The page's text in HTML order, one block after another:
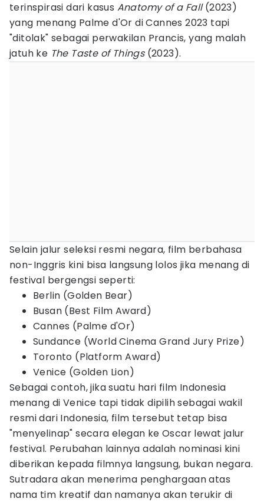
terinspirasi dari kasus Anatomy of a Fall(2023)
yang menang Palme d'Or di Cannes 2023 tapi
"ditolak" sebagai perwakilan Prancis, yang malah
jatuh ke The Taste of Things(2023).
Selain jalur seleksi resmi negara, film berbahasa
non-Inggris kini bisa langsung lolos jika menang di
festival bergengsi seperti:
Berlin (Golden Bear)
Busan (Best Film Award)
Cannes (Palme d'Or)
Sundance (World Cinema Grand Jury Prize)
Toronto (Platform Award)
Venice (Golden Lion)
Sebagai contoh, jika suatu hari film Indonesia
menang di Venice tapi tidak dipilih sebagai wakil
resmi dari Indonesia, film tersebut tetap bisa
"menyelinap" secara elegan ke Oscar lewat jalur
festival. Perubahan lainnya adalah nominasi kini
diberikan kepada filmnya langsung, bukan negara.
Sutradara akan menerima penghargaan atas
nama tim kreatif dan namanya akan terukir di